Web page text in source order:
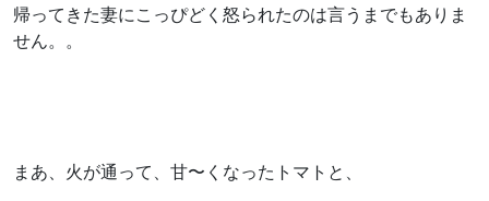
帰ってきた妻にこっぴどく怒られたのは言うまでもありま
せん。。
まあ、火が通って、甘〜くなったトマトと、